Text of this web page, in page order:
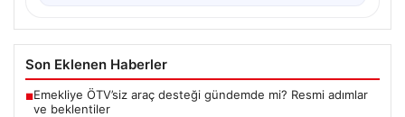
Son Eklenen Haberler
■Emekliye ÖTV’siz araç desteği gündemde mi? Resmi adımlar
ve beklentiler